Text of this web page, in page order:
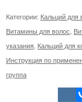
Категории: Кальций для
Витамины для волос
указания Кальций для
Инструкция по
группа